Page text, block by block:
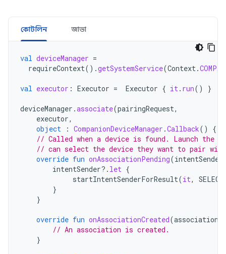
কোটলিন জাভা
val deviceManager =
requireContext().getSystemService(Context .
val executor : Executor = Executor { it . run() }
deviceManager .associate(pairingRequest,
executor,
object
: CompanionDeviceManager .Callback()
{
// Called when a device is found. Launch the
// can select the device they want to pair
override fun onAssociationPending(intentSender
intentSender?. let {
startIntentSenderForResult(it,
}
}
override fun onAssociationCreated(
// An association is created.
}